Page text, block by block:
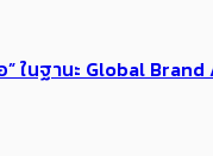
ในฐานะ Global